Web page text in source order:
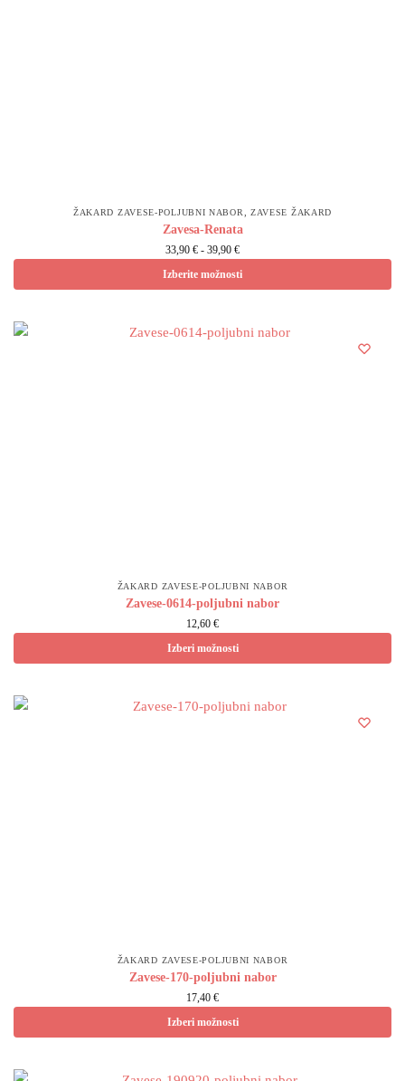
ŽAKARD ZAVESE-POLJUBNI NABOR ZAVESE ŽAKARD
Zavesa-Renata
33,90 € - 39,90 €
Izberite možnosti
ŽAKARD ZAVESE-POLJUBNI NABOR
Zavese-0614-poljubni nabor
12,60 €
Izberi možnosti
ŽAKARD ZAVESE-POLJUBNI NABOR
Zavese-170-poljubni nabor
17,40 €
Izberi možnosti